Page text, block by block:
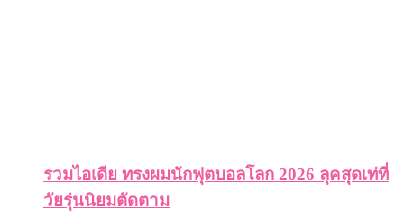
รวมไอเดีย ทรงผมนักฟุตบอลโลก 2026 ลุคสุดเท่ที่
วัยรุ่นนิยมตัดตาม